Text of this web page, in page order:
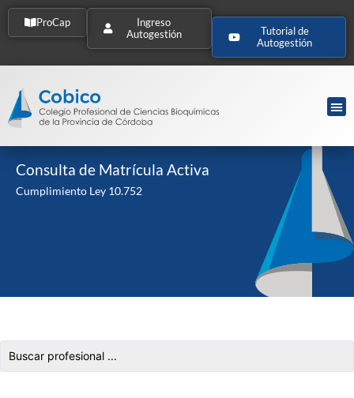
ProCap
Ingreso
Autogestión
Tutorial de
Autogestión
Consulta de Matrícula Activa
Cumplimiento Ley 10.752